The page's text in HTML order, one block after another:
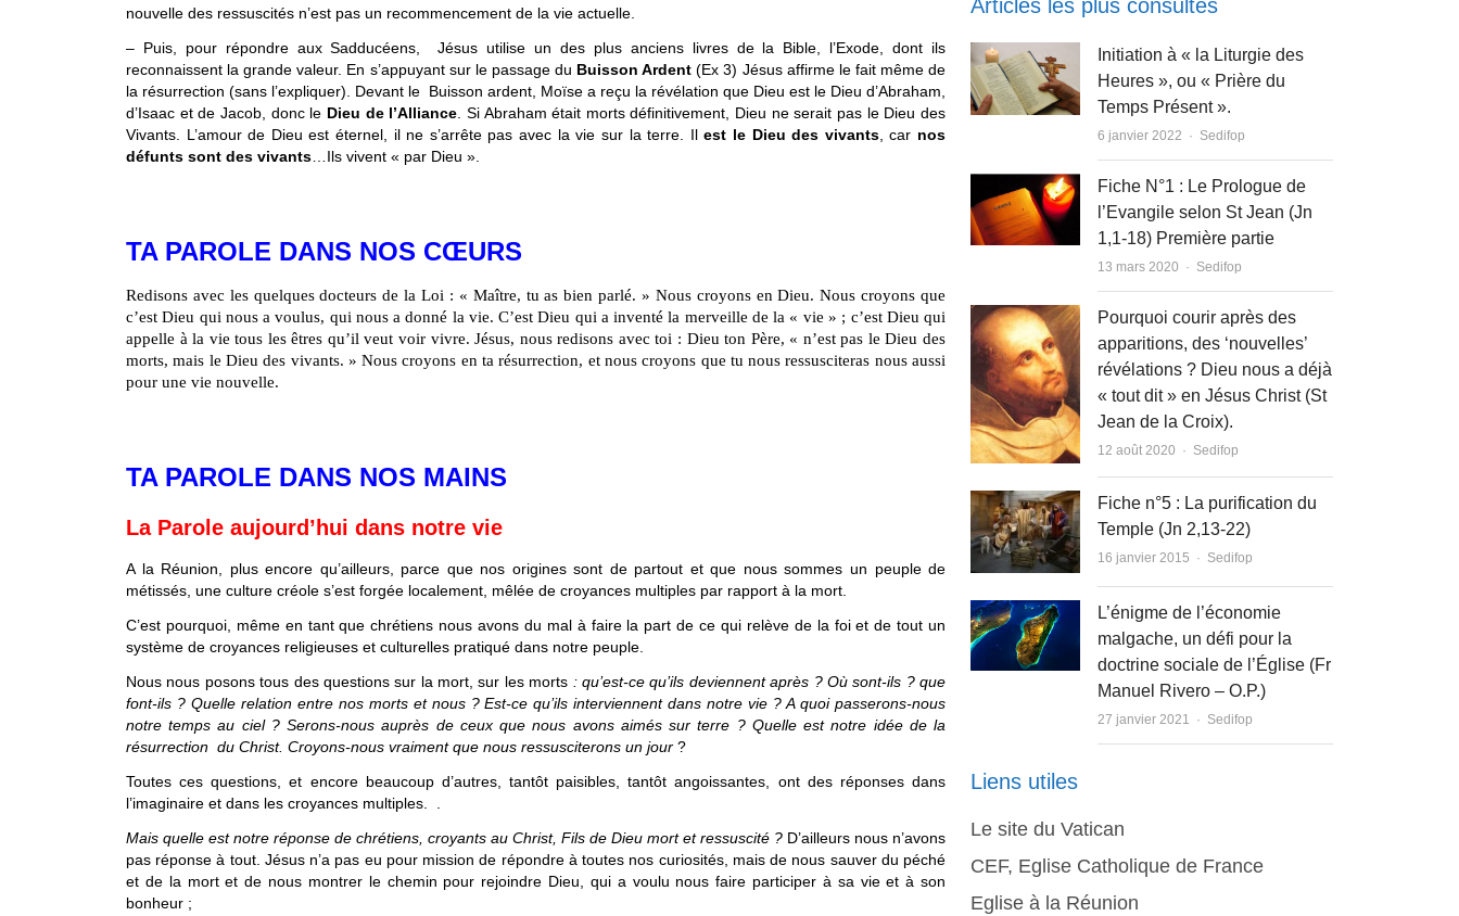
nouvelle des ressuscités n’est pas un recommencement de la vie actuelle.
– Puis, pour répondre aux Sadducéens, Jésus utilise un des plus anciens livres de la Bible, l’Exode, dont ils
reconnaissent la grande valeur. En s’appuyant sur le passage du Buisson Ardent (Ex 3) Jésus affirme le fait même de
la résurrection (sans l’expliquer). Devant le Buisson ardent, Moïse a reçu la révélation que Dieu est le Dieu d’Abraham,
d’Isaac et de Jacob, donc le Dieu de l’Alliance . Si Abraham était morts définitivement, Dieu ne serait pas le Dieu des
Vivants. L’amour de Dieu est éternel, il ne s’arrête pas avec la vie sur la terre. Ilest le Dieu des vivants, car nos
défunts sont des vivants …Ils vivent « par Dieu ».
TA PAROLE DANS NOS CŒURS
Redisons avec les quelques docteurs de la Loi : « Maître, tu as bien parlé. » Nous croyons en Dieu. Nous croyons que
c’est Dieu qui nous a voulus, qui nous a donné la vie. C’est Dieu qui a inventé la merveille de la « vie » ; c’est Dieu qui
appelle à la vie tous les êtres qu’il veut voir vivre. Jésus, nous redisons avec toi : Dieu ton Père, « n’est pas le Dieu des
morts, mais le Dieu des vivants. » Nous croyons en ta résurrection, et nous croyons que tu nous ressusciteras nous aussi
pour une vie nouvelle.
TA PAROLE DANS NOS MAINS
La Parole aujourd’hui dans notre vie
A la Réunion, plus encore qu’ailleurs, parce que nos origines sont de partout et que nous sommes un peuple de
métissés, une culture créole s’est forgée localement, mêlée de croyances multiples par rapport à la mort.
C’est pourquoi, même en tant que chrétiens nous avons du mal à faire la part de ce qui relève de la foi et de tout un
système de croyances religieuses et culturelles pratiqué dans notre peuple.
Nous nous posons tous des questions sur la mort, sur les morts : qu’est-ce qu’ils deviennent après ? Où sont-ils ? que
font-ils ? Quelle relation entre nos morts et nous ? Est-ce qu’ils interviennent dans notre vie ? A quoi passerons-nous
notre temps au ciel ? Serons-nous auprès de ceux que nous avons aimés sur terre ? Quelle est notre idée de la
résurrection du Christ. Croyons-nous vraiment que nous ressusciterons un jour ?
Toutes ces questions, et encore beaucoup d’autres, tantôt paisibles, tantôt angoissantes, ont des réponses dans
l’imaginaire et dans les croyances multiples. .
Mais quelle est notre réponse de chrétiens, croyants au Christ, Fils de Dieu mort et ressuscité ? D’ailleurs nous n’avons
pas réponse à tout. Jésus n’a pas eu pour mission de répondre à toutes nos curiosités, mais de nous sauver du péché
et de la mort et de nous montrer le chemin pour rejoindre Dieu, qui a voulu nous faire participer à sa vie et à son
bonheur ;
Articles les plus consultés
Initiation à « la Liturgie des
Heures », ou « Prière du
Temps Présent ».
6 janvier 2022 Author
Sedifop
Fiche N°1 : Le Prologue de
l’Evangile selon St Jean (Jn
1,1-18) Première partie
13 mars 2020 Author
Sedifop
Pourquoi courir après des
apparitions, des ‘nouvelles’
révélations ? Dieu nous a déjà
« tout dit » en Jésus Christ (St
Jean de la Croix).
12 août 2020 Author
Sedifop
Fiche n°5 : La purification du
Temple (Jn 2,13-22)
16 janvier 2015 Author
Sedifop
L’énigme de l’économie
malgache, un défi pour la
doctrine sociale de l’Église (Fr
Manuel Rivero – O.P.)
27 janvier 2021 Author
Sedifop
Liens utiles
Le site du Vatican
CEF, Eglise Catholique de France
Eglise à la Réunion